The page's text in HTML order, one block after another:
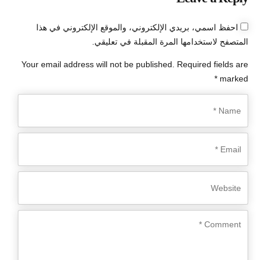
Your email address will not be published. Required fields are
marked *
احفظ اسمي، بريدي الإلكتروني، والموقع الإلكتروني في هذا
المتصفح لاستخدامها المرة المقبلة في تعليقي.